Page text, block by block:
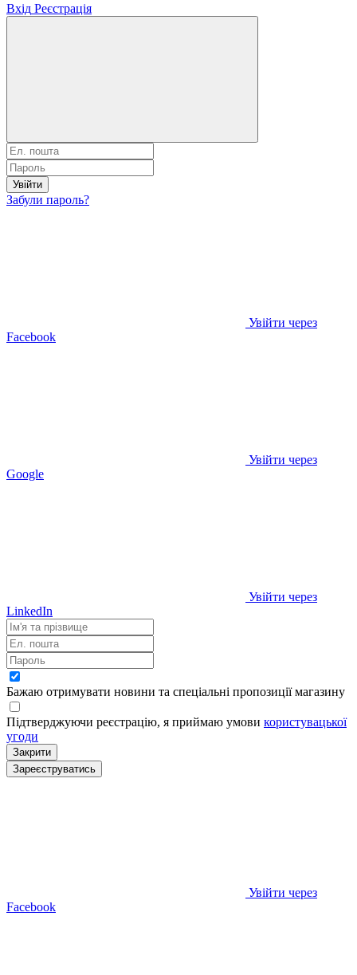
Вхід Реєстрація
Увійти
Забули пароль?
Увійти через
Facebook
Увійти через
Google
Увійти через
LinkedIn
Бажаю отримувати новини та спеціальні пропозиціїмагазину
Підтверджуючи реєстрацію, я приймаю умови користувацької
угоди
Закрити
Зареєструватись
Увійти через
Facebook